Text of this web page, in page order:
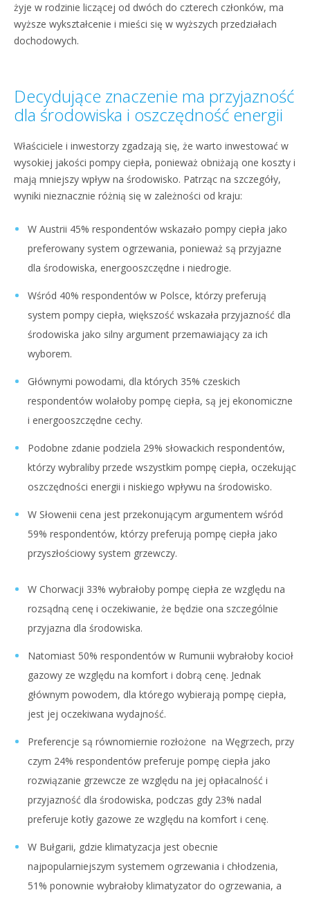
żyje w rodzinie liczącej od dwóch do czterech członków, ma
wyższe wykształcenie i mieści się w wyższych przedziałach
dochodowych.
Decydujące znaczenie ma przyjazność
dla środowiska i oszczędność energii
Właściciele i inwestorzy zgadzają się, że warto inwestować w
wysokiej jakości pompy ciepła, ponieważ obniżają one koszty i
mają mniejszy wpływ na środowisko. Patrząc na szczegóły,
wyniki nieznacznie różnią się w zależności od kraju:
W Austrii 45% respondentów wskazało pompy ciepła jako
preferowany system ogrzewania, ponieważ są przyjazne
dla środowiska, energooszczędne i niedrogie.
Wśród 40% respondentów w Polsce, którzy preferują
system pompy ciepła, większość wskazała przyjazność dla
środowiska jako silny argument przemawiający za ich
wyborem.
Głównymi powodami, dla których 35% czeskich
respondentów wolałoby pompę ciepła, są jej ekonomiczne
i energooszczędne cechy.
Podobne zdanie podziela 29% słowackich respondentów,
którzy wybraliby przede wszystkim pompę ciepła, oczekując
oszczędności energii i niskiego wpływu na środowisko.
W Słowenii cena jest przekonującym argumentem wśród
59% respondentów, którzy preferują pompę ciepła jako
przyszłościowy system grzewczy.
W Chorwacji 33% wybrałoby pompę ciepła ze względu na
rozsądną cenę i oczekiwanie, że będzie ona szczególnie
przyjazna dla środowiska.
Natomiast 50% respondentów w Rumunii wybrałoby kocioł
gazowy ze względu na komfort i dobrą cenę. Jednak
głównym powodem, dla którego wybierają pompę ciepła,
jest jej oczekiwana wydajność.
Preferencje są równomiernie rozłożone na Węgrzech, przy
czym 24% respondentów preferuje pompę ciepła jako
rozwiązanie grzewcze ze względu na jej opłacalność i
przyjazność dla środowiska, podczas gdy 23% nadal
preferuje kotły gazowe ze względu na komfort i cenę.
W Bułgarii, gdzie klimatyzacja jest obecnie
najpopularniejszym systemem ogrzewania i chłodzenia,
51% ponownie wybrałoby klimatyzator do ogrzewania, a